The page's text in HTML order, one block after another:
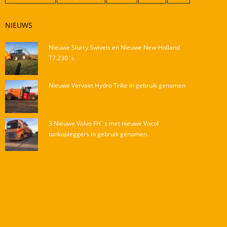
NIEUWS
Nieuwe Slurry Swivels en Nieuwe New-Holland
T7.230`s
Nieuwe Vervaet Hydro Trike in gebruik genomen
3 Nieuwe Volvo FH`s met nieuwe Vocol
tankopleggers in gebruik genomen.